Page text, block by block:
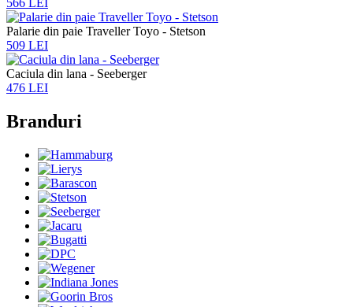
566 LEI
Palarie din paie Traveller Toyo - Stetson
509 LEI
Caciula din lana - Seeberger
476 LEI
Branduri